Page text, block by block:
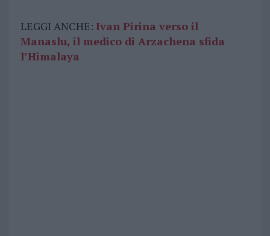
LEGGI ANCHE: Ivan Pirina verso il
Manaslu, il medico di Arzachena sfida
l’Himalaya